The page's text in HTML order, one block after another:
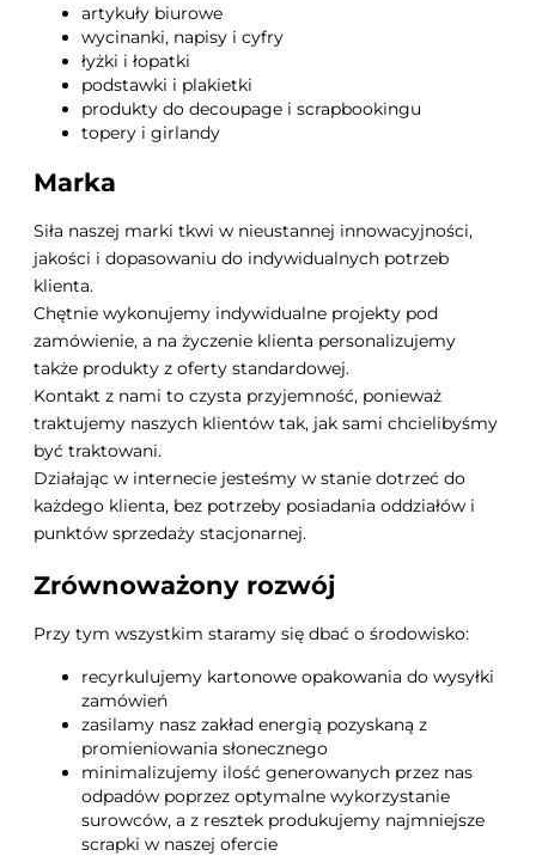
artykuły biurowe
wycinanki, napisy i cyfry
łyżki i łopatki
podstawki i plakietki
produkty do decoupage i scrapbookingu
topery i girlandy
Marka
Siła naszej marki tkwi w nieustannej innowacyjności,
jakości i dopasowaniu do indywidualnych potrzeb
klienta.
Chętnie wykonujemy indywidualne projekty pod
zamówienie, a na życzenie klienta personalizujemy
także produkty z oferty standardowej.
Kontakt z nami to czysta przyjemność, ponieważ
traktujemy naszych klientów tak, jak sami chcielibyśmy
być traktowani.
Działając w internecie jesteśmy w stanie dotrzeć do
każdego klienta, bez potrzeby posiadania oddziałów i
punktów sprzedaży stacjonarnej.
Zrównoważony rozwój
Przy tym wszystkim staramy się dbać o środowisko:
recyrkulujemy kartonowe opakowania do wysyłki
zamówień
zasilamy nasz zakład energią pozyskaną z
promieniowania słonecznego
minimalizujemy ilość generowanych przez nas
odpadów poprzez optymalne wykorzystanie
surowców, a z resztek produkujemy najmniejsze
scrapki w naszej ofercie